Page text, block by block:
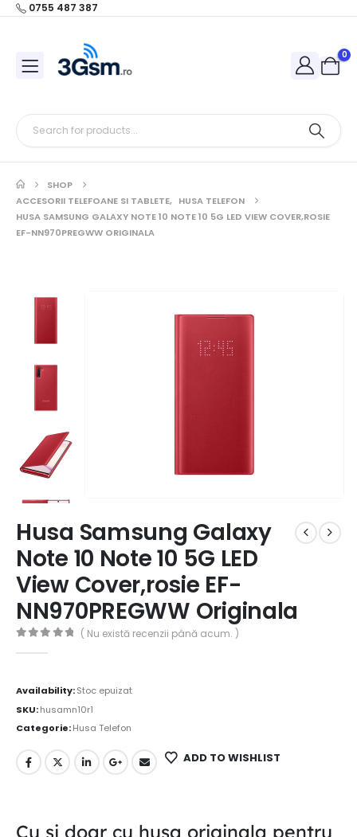
0755 487 387
0
SHOP
ACCESORII TELEFOANE SI TABLETE, HUSA TELEFON
HUSA SAMSUNG GALAXY NOTE 10 NOTE 10 5G LED VIEW COVER,ROSIE
EF-NN970PREGWW ORIGINALA
Husa Samsung Galaxy
Note 10 Note 10 5G LED
View Cover,rosie EF-
NN970PREGWW Originala
( Nu există recenzii până acum. )
Availability:Stoc epuizat
SKU:husamn10r1
Categorie:Husa Telefon
ADD TO WISHLIST
Cu si doar cu husa originala pentru